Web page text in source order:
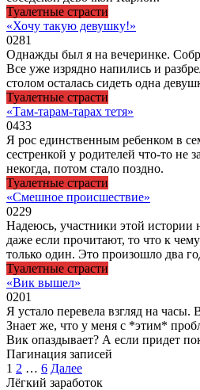
Туалетные страсти
«Хочу такую девушку!»
0281
Однажды был я на вечеринке.
Все уже изрядно напились и
столом осталась сидеть одна
Туалетные страсти
«Там-тарам-тарах тетя»
0433
Я рос единственным ребенком в
сестренкой у родителей что-то не
некогда, потом стало поздно.
Туалетные страсти
«Смешное происшествие»
0229
Надеюсь, участники этой истории
даже если прочитают, то что к
только один. Это произошло два
Туалетные страсти
«Вик вышел»
0201
Я устало перевела взгляд на часы.
Знает же, что у меня с *этим*
Вик опаздывает? А если придет
Пагинация записей
1 2 … 6 Далее
Лёгкий заработок